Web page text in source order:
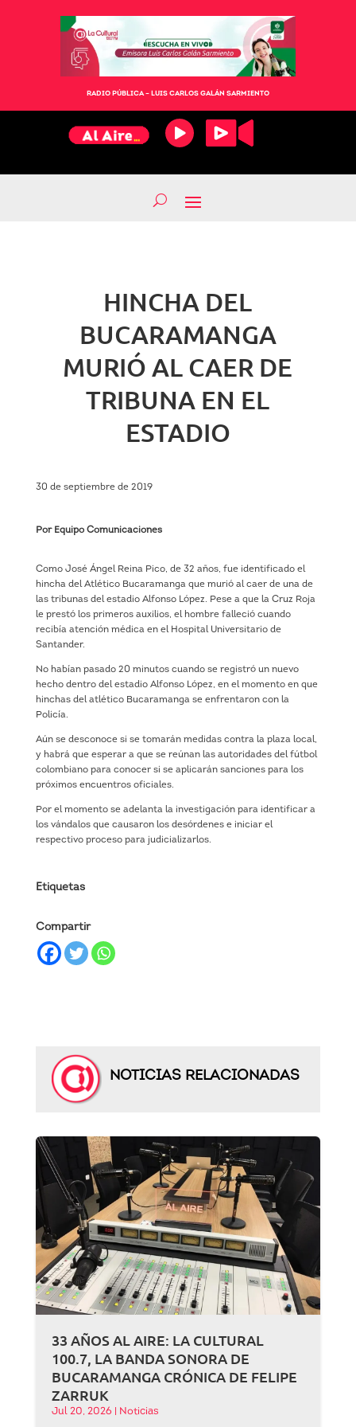
RADIO PÚBLICA – LUIS CARLOS GALÁN SARMIENTO
HINCHA DEL
BUCARAMANGA
MURIÓ AL CAER DE
TRIBUNA EN EL
ESTADIO
30 de septiembre de 2019
Por Equipo Comunicaciones
Como José Ángel Reina Pico, de 32 años, fue identificado el
hincha del Atlético Bucaramanga que murió al caer de una de
las tribunas del estadio Alfonso López. Pese a que la Cruz Roja
le prestó los primeros auxilios, el hombre falleció cuando
recibía atención médica en el Hospital Universitario de
Santander.
No habían pasado 20 minutos cuando se registró un nuevo
hecho dentro del estadio Alfonso López, en el momento en que
hinchas del atlético Bucaramanga se enfrentaron con la
Policía.
Aún se desconoce si se tomarán medidas contra la plaza local,
y habrá que esperar a que se reúnan las autoridades del fútbol
colombiano para conocer si se aplicarán sanciones para los
próximos encuentros oficiales.
Por el momento se adelanta la investigación para identificar a
los vándalos que causaron los desórdenes e iniciar el
respectivo proceso para judicializarlos.
Etiquetas
Compartir
NOTICIAS RELACIONADAS
33 AÑOS AL AIRE: LA CULTURAL
100.7, LA BANDA SONORA DE
BUCARAMANGA CRÓNICA DE FELIPE
ZARRUK
Jul 20, 2026 Noticias